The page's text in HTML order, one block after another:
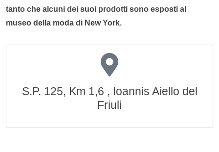
tanto che alcuni dei suoi prodotti sono esposti al
museo della moda di New York.
S.P. 125, Km 1,6 , Ioannis Aiello del
Friuli